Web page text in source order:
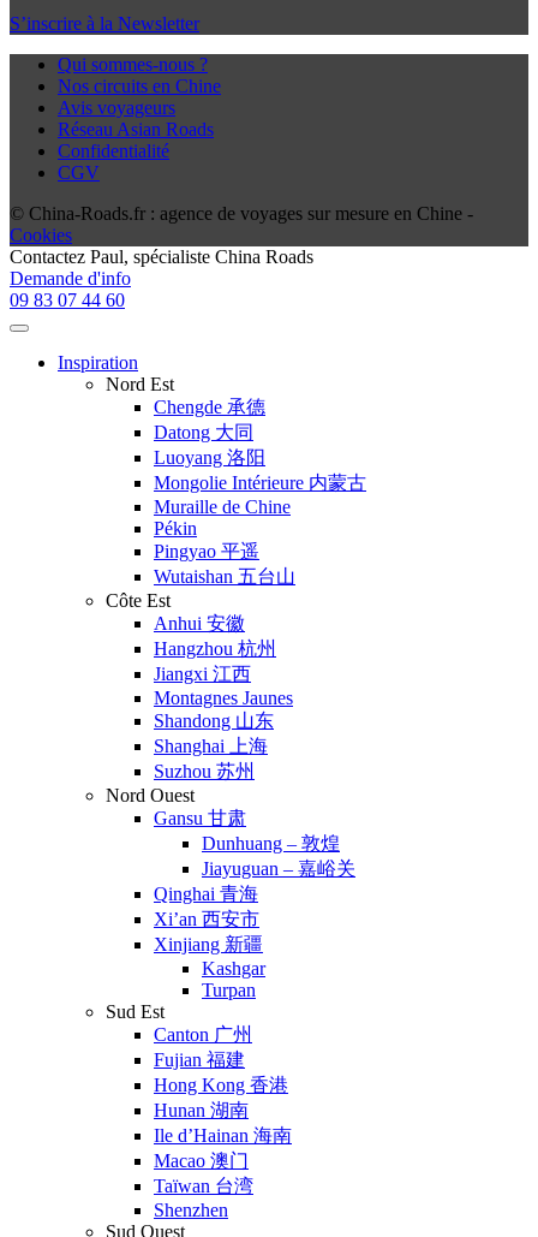
S’inscrire à la Newsletter
Qui sommes-nous ?
Nos circuits en Chine
Avis voyageurs
Réseau Asian Roads
Confidentialité
CGV
© China-Roads.fr : agence de voyages sur mesure en Chine -
Cookies
Contactez Paul, spécialiste China Roads
Demande d'info
09 83 07 44 60
Inspiration
Nord Est
Chengde 承德
Datong 大同
Luoyang 洛阳
Mongolie Intérieure 内蒙古
Muraille de Chine
Pékin
Pingyao 平遥
Wutaishan 五台山
Côte Est
Anhui 安徽
Hangzhou 杭州
Jiangxi 江西
Montagnes Jaunes
Shandong 山东
Shanghai 上海
Suzhou 苏州
Nord Ouest
Gansu 甘肃
Dunhuang – 敦煌
Jiayuguan – 嘉峪关
Qinghai 青海
Xi’an 西安市
Xinjiang 新疆
Kashgar
Turpan
Sud Est
Canton 广州
Fujian 福建
Hong Kong 香港
Hunan 湖南
Ile d’Hainan 海南
Macao 澳门
Taïwan 台湾
Shenzhen
Sud Ouest